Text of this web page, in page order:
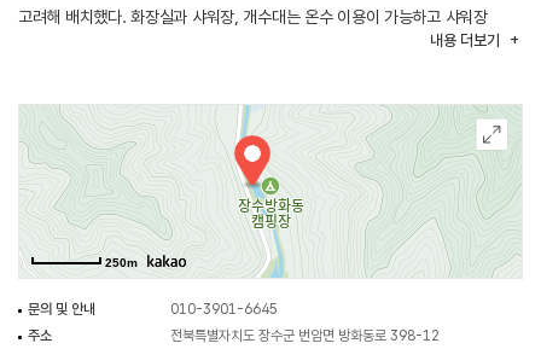
고려해 배치했다. 화장실과 샤워장, 개수대는 온수 이용이 가능하고 샤워장
내부도 화장대에 드라이기까지 비치해 이용객들에게 편의를 제공하고 있다.
냉장고를 비치해 이용객들의 음식물 보관이 가능하다.
내용 더보기
250m
문의 및 안내
010-3901-6645
주소
전북특별자치도 장수군 번암면 방화동로 398-12